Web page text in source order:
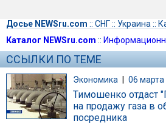
Досье NEWSru.com :: СНГ:: Украина ::
Каталог NEWSru.com ::
ССЫЛКИ ПО ТЕМЕ
Экономика | 06 марта
Тимошенко отдаст
на продажу газа в
посредника